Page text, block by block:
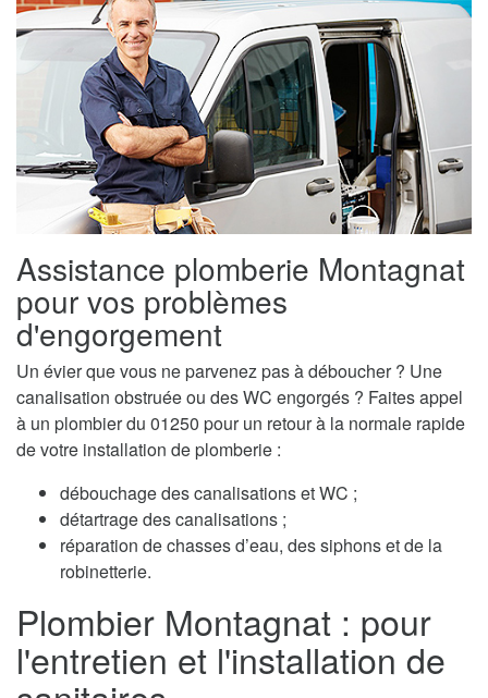
Assistance plomberie Montagnat
pour vos problèmes
d'engorgement
Un évier que vous ne parvenez pas à déboucher ? Une
canalisation obstruée ou des WC engorgés ? Faites appel
à un plombier du 01250 pour un retour à la normale rapide
de votre installation de plomberie :
débouchage des canalisations et WC ;
détartrage des canalisations ;
réparation de chasses d’eau, des siphons et de la
robinetterie.
Plombier Montagnat : pour
l'entretien et l'installation de